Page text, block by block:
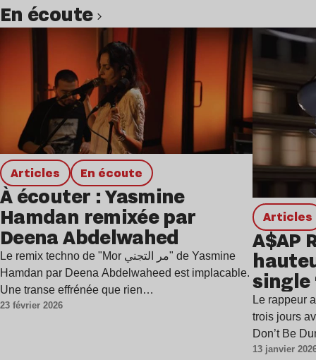
en écoute
Articles en écoute
À écouter : Yasmine
Hamdan remixée par
Deena Abdelwahed
Le remix techno de "Mor مر التجني" de Yasmine
Hamdan par Deena Abdelwaheed est implacable.
Une transe effrénée que rien…
23 février 2026
Articles
A$AP
single
Le rappeur
trois jours
Don’t Be
13 janvier
Lire l’article